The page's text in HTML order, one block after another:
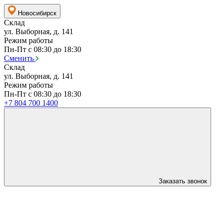
Новосибирск
Склад
ул. Выборная, д. 141
Режим работы
Пн-Пт с 08:30 до 18:30
Сменить
Склад
ул. Выборная, д. 141
Режим работы
Пн-Пт с 08:30 до 18:30
+7 804 700 1400
Заказать звонок